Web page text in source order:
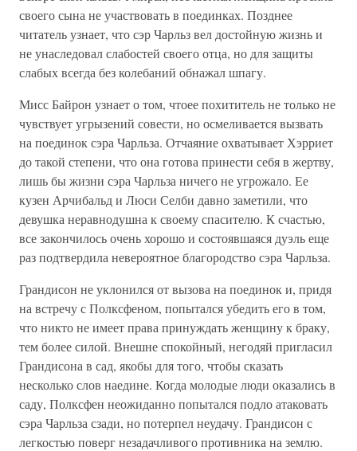
своего сына не участвовать в поединках. Позднее
читатель узнает, что сэр Чарльз вел достойную жизнь и
не унаследовал слабостей своего отца, но для защиты
слабых всегда без колебаний обнажал шпагу.
Мисс Байрон узнает о том, чтоее похититель не только не
чувствует угрызений совести, но осмеливается вызвать
на поединок сэра Чарльза. Отчаяние охватывает Хэрриет
до такой степени, что она готова принести себя в жертву,
лишь бы жизни сэра Чарльза ничего не угрожало. Ее
кузен Арчибальд и Люси Селби давно заметили, что
девушка неравнодушна к своему спасителю. К счастью,
все закончилось очень хорошо и состоявшаяся дуэль еще
раз подтвердила невероятное благородство сэра Чарльза.
Грандисон не уклонился от вызова на поединок и, придя
на встречу с Полксфеном, попытался убедить его в том,
что никто не имеет права принуждать женщину к браку,
тем более силой. Внешне спокойный, негодяй пригласил
Грандисона в сад, якобы для того, чтобы сказать
несколько слов наедине. Когда молодые люди оказались в
саду, Полксфен неожиданно попытался подло атаковать
сэра Чарльза сзади, но потерпел неудачу. Грандисон с
легкостью поверг незадачливого противника на землю.